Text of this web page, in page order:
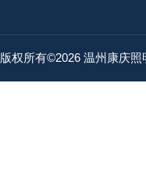
版权所有©2026 温州康庆